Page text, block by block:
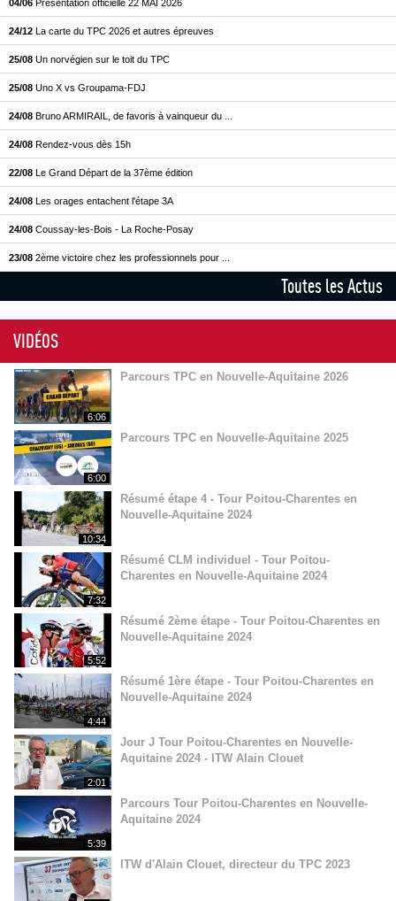
04/06 Présentation officielle 22 MAI 2026
24/12 La carte du TPC 2026 et autres épreuves
25/08 Un norvégien sur le toit du TPC
25/08 Uno X vs Groupama-FDJ
24/08 Bruno ARMIRAIL, de favoris à vainqueur du ...
24/08 Rendez-vous dès 15h
22/08 Le Grand Départ de la 37ème édition
24/08 Les orages entachent l'étape 3A
24/08 Coussay-les-Bois - La Roche-Posay
23/08 2ème victoire chez les professionnels pour ...
Toutes les Actus
VIDÉOS
6:06
Parcours TPC en Nouvelle-Aquitaine 2026
6:00
Parcours TPC en Nouvelle-Aquitaine 2025
10:34
Résumé étape 4 - Tour Poitou-Charentes en
Nouvelle-Aquitaine 2024
7:32
Résumé CLM individuel - Tour Poitou-
Charentes en Nouvelle-Aquitaine 2024
5:52
Résumé 2ème étape - Tour Poitou-Charentes en
Nouvelle-Aquitaine 2024
4:44
Résumé 1ère étape - Tour Poitou-Charentes en
Nouvelle-Aquitaine 2024
2:01
Jour J Tour Poitou-Charentes en Nouvelle-
Aquitaine 2024 - ITW Alain Clouet
5:39
Parcours Tour Poitou-Charentes en Nouvelle-
Aquitaine 2024
ITW d'Alain Clouet, directeur du TPC 2023